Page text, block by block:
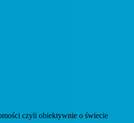
czyli obiektywnie o świecie